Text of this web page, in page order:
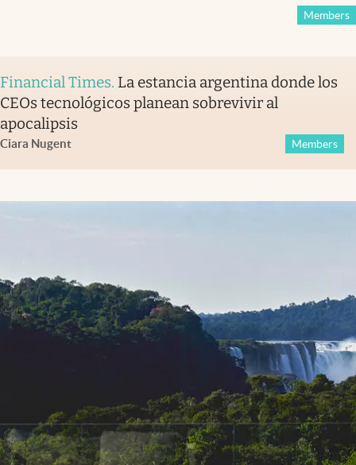
Members
Financial Times. La estancia argentina donde los
CEOs tecnológicos planean sobrevivir al
apocalipsis
Ciara Nugent Members